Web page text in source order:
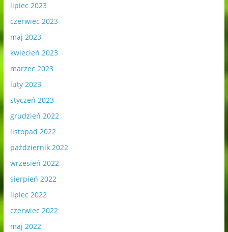
lipiec 2023
czerwiec 2023
maj 2023
kwiecień 2023
marzec 2023
luty 2023
styczeń 2023
grudzień 2022
listopad 2022
październik 2022
wrzesień 2022
sierpień 2022
lipiec 2022
czerwiec 2022
maj 2022